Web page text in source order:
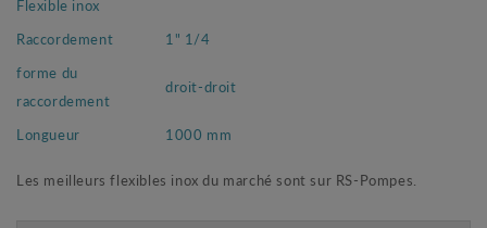
Flexible inox
Raccordement
1" 1/4
forme du
raccordement
droit-droit
Longueur 1000 mm
Les meilleurs flexibles inox du marché sont sur RS-Pompes.